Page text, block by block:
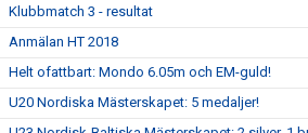
Klubbmatch 3 - resultat
Anmälan HT 2018
Helt ofattbart: Mondo 6.05m och EM-guld!
U20 Nordiska Mästerskapet: 5 medaljer!